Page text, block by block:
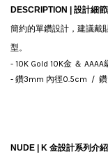
DESCRIPTION | 設計細
簡約的單鑽設計，建議戴
型。
- 10K Gold 10K金 ＆ AAAA
- 鑽3mm 內徑0.5cm / 鑽
NUDE | K 金設計系列介紹